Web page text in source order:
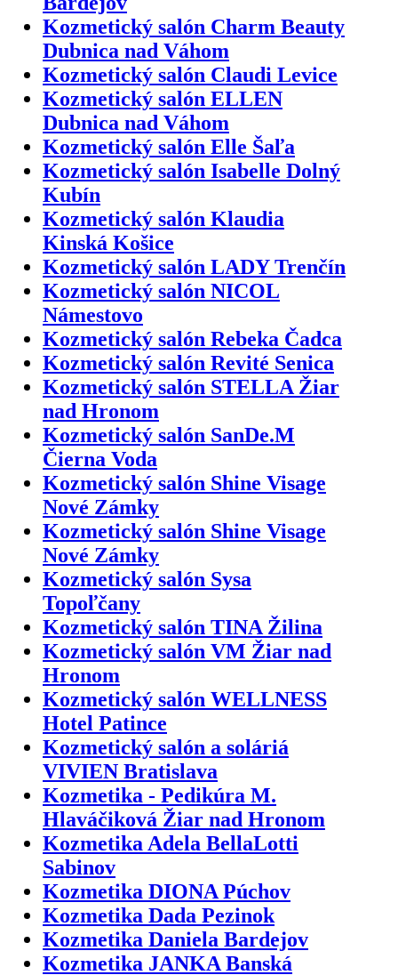
Kozmetický salón Charm Beauty
Dubnica nad Váhom
Kozmetický salón Claudi Levice
Kozmetický salón ELLEN
Dubnica nad Váhom
Kozmetický salón Elle Šaľa
Kozmetický salón Isabelle Dolný
Kubín
Kozmetický salón Klaudia
Kinská Košice
Kozmetický salón LADY Trenčín
Kozmetický salón NICOL
Námestovo
Kozmetický salón Rebeka Čadca
Kozmetický salón Revité Senica
Kozmetický salón STELLA Žiar
nad Hronom
Kozmetický salón SanDe.M
Čierna Voda
Kozmetický salón Shine Visage
Nové Zámky
Kozmetický salón Shine Visage
Nové Zámky
Kozmetický salón Sysa
Topoľčany
Kozmetický salón TINA Žilina
Kozmetický salón VM Žiar nad
Hronom
Kozmetický salón WELLNESS
Hotel Patince
Kozmetický salón a soláriá
VIVIEN Bratislava
Kozmetika - Pedikúra M.
Hlaváčiková Žiar nad Hronom
Kozmetika Adela BellaLotti
Sabinov
Kozmetika DIONA Púchov
Kozmetika Dada Pezinok
Kozmetika Daniela Bardejov
Kozmetika JANKA Banská